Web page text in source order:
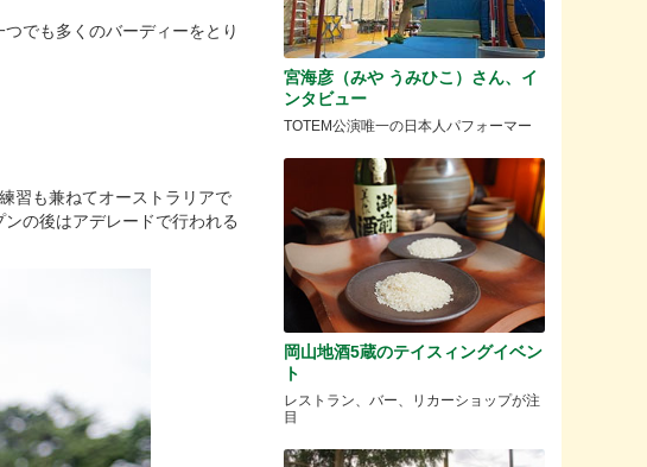
でも多くのバーディーをとり
習も兼ねてオーストラリアで
の後はアデレードで行われる
宮海彦（みや うみひこ）さん、イ
ンタビュー
TOTEM公演唯一の日本人パフォーマー
岡山地酒5蔵のテイスィングイベン
ト
レストラン、バー、リカーショップが注
目